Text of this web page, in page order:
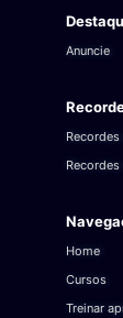
Anuncie
Home
Cursos
Treinar